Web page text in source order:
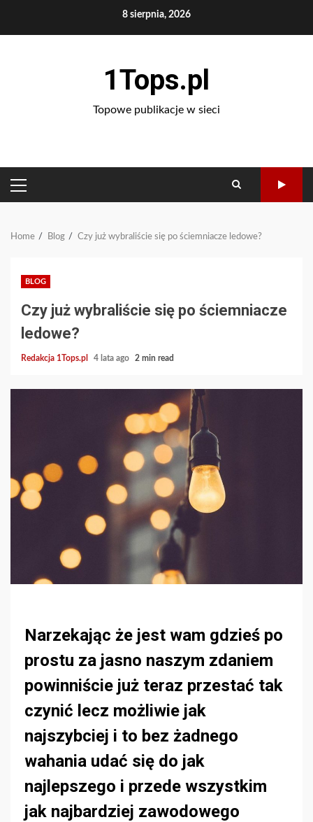
8 sierpnia, 2026
1Tops.pl
Topowe publikacje w sieci
PRIMARY
MENU
Home Blog Czy już wybraliście się po ściemniacze ledowe?
BLOG
Czy już wybraliście się po ściemniacze
ledowe?
Redakcja 1Tops.pl 4 lata ago 2 min read
Narzekając że jest wam gdzieś po
prostu za jasno naszym zdaniem
powinniście już teraz przestać tak
czynić lecz możliwie jak
najszybciej i to bez żadnego
wahania udać się do jak
najlepszego i przede wszystkim
jak najbardziej zawodowego